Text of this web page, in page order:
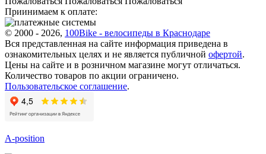
Приинимаем к оплате:
© 2000 - 2026, 100Bike - велосипеды в Краснодаре
Вся представленная на сайте информация приведена в
ознакомительных целях и не является публичной офертой.
Цены на сайте и в розничном магазине могут отличаться.
Количество товаров по акции ограничено.
Пользовательское соглашение.
A-position